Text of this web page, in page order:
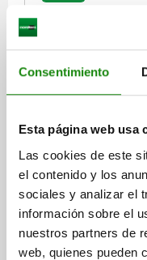
Consentimiento
Esta página web usa
Las cookies de este
el contenido y los
sociales y analizar el
información sobre el
nuestros partners de
web, quienes pueden
PIEZA PRESIÓN
ACERO
MATERIAL DEL
DIÁMETRO EXTERIOR=10
FUERZA DEL MUELLE
FUERZA DEL MUELLE